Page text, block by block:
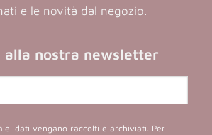
e le novità dal negozio.
nostra newsletter
dati vengano raccolti e archiviati. Per